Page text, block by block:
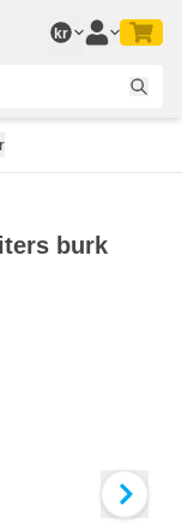
kr
idag
burk